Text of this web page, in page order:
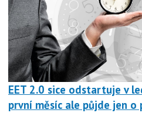
EET 2.0 sice odstartuje v
první měsíc ale půjde jen